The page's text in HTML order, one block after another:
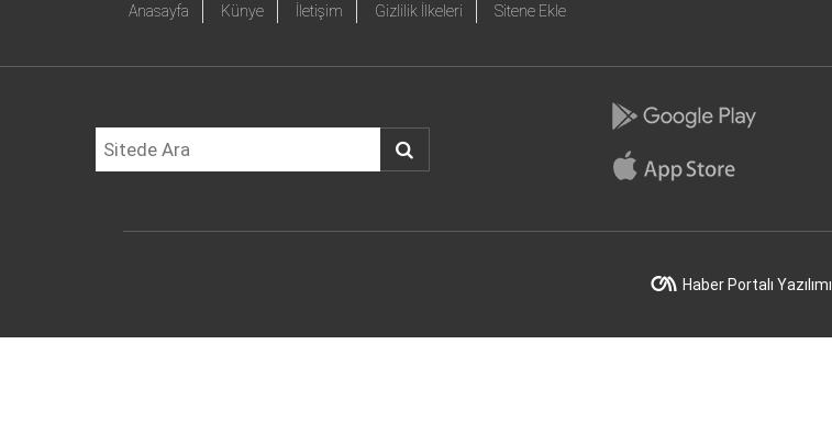
Anasayfa Künye İletişim Gizlilik İlkeleri Sitene Ekle
Haber Portalı Yazılımı